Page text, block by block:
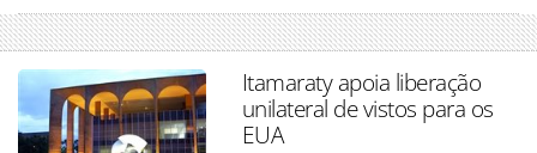
Itamaraty apoia liberação
unilateral de vistos para os
EUA